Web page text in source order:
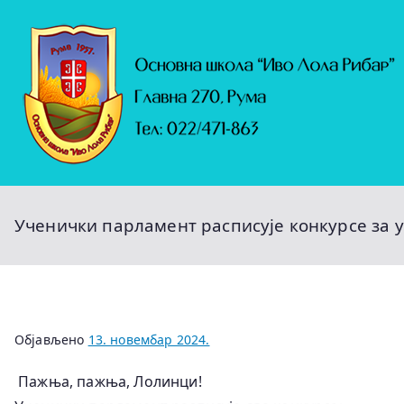
садржај
Ученички парламент расписује конкурсе за
Објављено 13. новембар 2024.
Пажња, пажња, Лолинци!